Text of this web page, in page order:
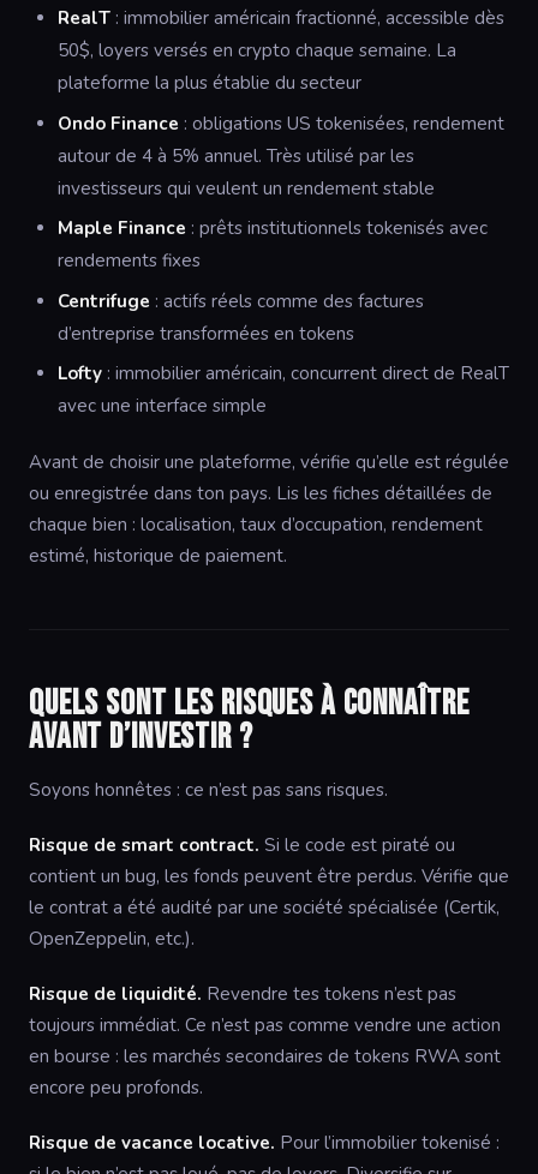
RealT : immobilier américain fractionné, accessible dès
50$, loyers versés en crypto chaque semaine. La
plateforme la plus établie du secteur
Ondo Finance : obligations US tokenisées, rendement
autour de 4 à 5% annuel. Très utilisé par les
investisseurs qui veulent un rendement stable
Maple Finance : prêts institutionnels tokenisés avec
rendements fixes
Centrifuge : actifs réels comme des factures
d’entreprise transformées en tokens
Lofty : immobilier américain, concurrent direct de RealT
avec une interface simple
Avant de choisir une plateforme, vérifie qu’elle est régulée
ou enregistrée dans ton pays. Lis les fiches détaillées de
chaque bien : localisation, taux d’occupation, rendement
estimé, historique de paiement.
Quels sont les risques à connaître
avant d’investir ?
Soyons honnêtes : ce n’est pas sans risques.
Risque de smart contract. Si le code est piraté ou
contient un bug, les fonds peuvent être perdus. Vérifie que
le contrat a été audité par une société spécialisée (Certik,
OpenZeppelin, etc.).
Risque de liquidité. Revendre tes tokens n’est pas
toujours immédiat. Ce n’est pas comme vendre une action
en bourse : les marchés secondaires de tokens RWA sont
encore peu profonds.
Risque de vacance locative. Pour l’immobilier tokenisé :